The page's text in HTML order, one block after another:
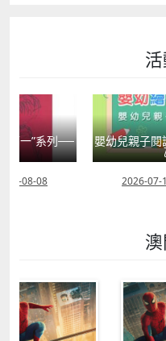
第一”系列──
08-08
嬰幼兒親子閱
2026-07-